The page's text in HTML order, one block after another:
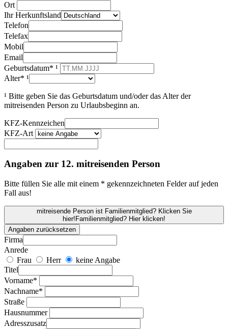
Ort
Ihr Herkunftsland
Telefon
Telefax
Mobil
Email
Geburtsdatum* ¹
Alter* ¹
¹ Bitte geben Sie das Geburtsdatum und/oder das Alter der
mitreisenden Person zu Urlaubsbeginn an.
KFZ-Kennzeichen
KFZ-Art
Angaben zur 12. mitreisenden Person
Bitte füllen Sie alle mit einem * gekennzeichneten Felder auf jeden
Fall aus!
mitreisende Person ist Familienmitglied? Klicken Sie
hier! Familienmitglied? Hier klicken!
Angaben zurücksetzen
Firma
Anrede
Frau
Herr
keine Angabe
Titel
Vorname*
Nachname*
Straße
Hausnummer
Adresszusatz